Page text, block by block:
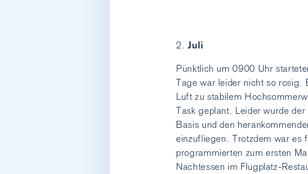
Juli
Pünktlich um 0900 Uhr
Tage war leider nicht so rosig.
Luft zu stabilem
Task geplant. Leider wurde
Basis und den
einzufliegen. Trotzdem war es
programmierten zum ersten
Nachtessen im Flugplatz-